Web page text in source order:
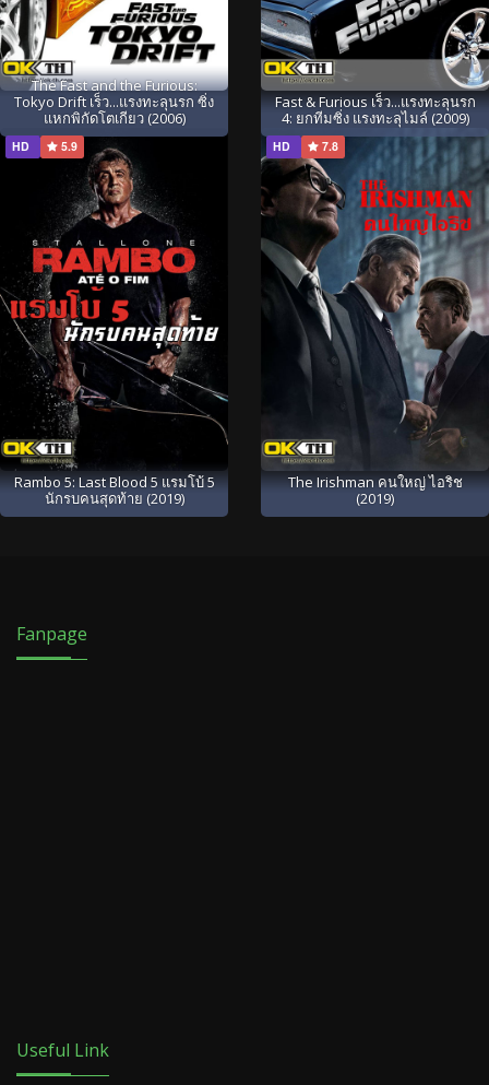
The Fast and the Furious:
Tokyo Drift เร็ว...แรงทะลุนรก ซิ่ง
แหกพิกัดโตเกียว (2006)
Fast & Furious เร็ว...แรงทะลุนรก
4: ยกทีมซิ่ง แรงทะลุไมล์ (2009)
HD 5.9
Rambo 5: Last Blood 5 แรมโบ้ 5
นักรบคนสุดท้าย (2019)
HD 7.8
The Irishman คนใหญ่ ไอริช
(2019)
Fanpage
Useful Link